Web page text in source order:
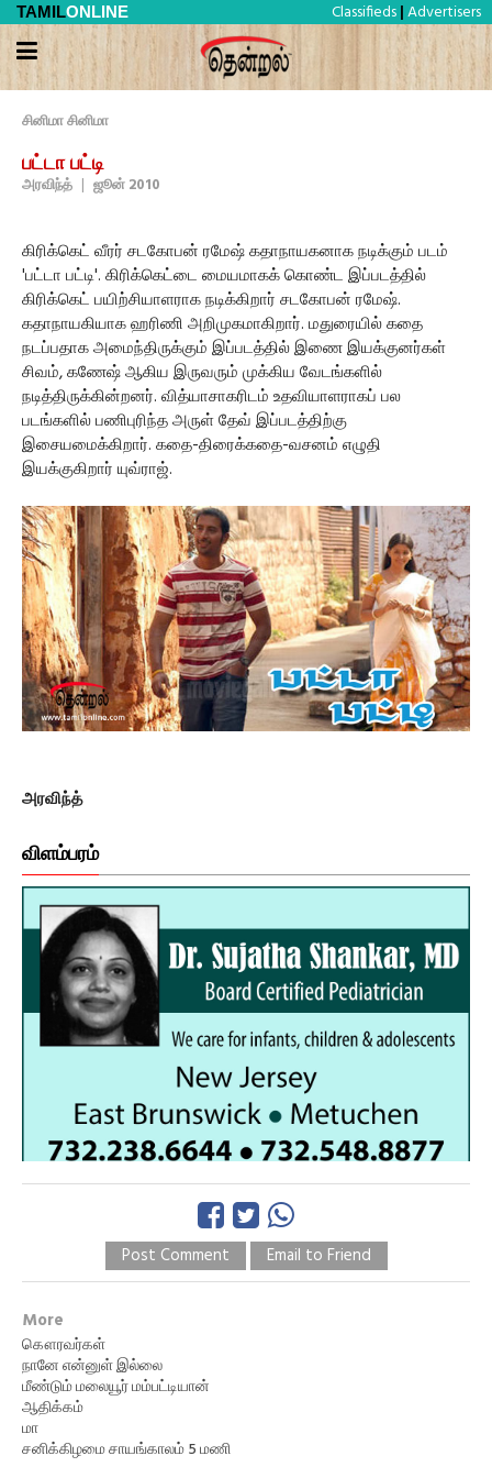
TAMILONLINE Classifieds | Advertisers
சினிமா சினிமா
பட்டா பட்டி
அரவிந்த் | ஜூன் 2010
கிரிக்கெட் வீரர் சடகோபன் ரமேஷ் கதாநாயகனாக நடிக்கும் படம்
'பட்டா பட்டி'. கிரிக்கெட்டை மையமாகக் கொண்ட இப்படத்தில்
கிரிக்கெட் பயிற்சியாளராக நடிக்கிறார் சடகோபன் ரமேஷ்.
கதாநாயகியாக ஹரிணி அறிமுகமாகிறார். மதுரையில் கதை
நடப்பதாக அமைந்திருக்கும் இப்படத்தில் இணை இயக்குனர்கள்
சிவம், கணேஷ் ஆகிய இருவரும் முக்கிய வேடங்களில்
நடித்திருக்கின்றனர். வித்யாசாகரிடம் உதவியாளராகப் பல
படங்களில் பணிபுரிந்த அருள் தேவ் இப்படத்திற்கு
இசையமைக்கிறார். கதை-திரைக்கதை-வசனம் எழுதி
இயக்குகிறார் யுவ்ராஜ்.
அரவிந்த்
விளம்பரம்
Post Comment Email to Friend
More
கௌரவர்கள்
நானே என்னுள் இல்லை
மீண்டும் மலையூர் மம்பட்டியான்
ஆதிக்கம்
மா
சனிக்கிழமை சாயங்காலம் 5 மணி